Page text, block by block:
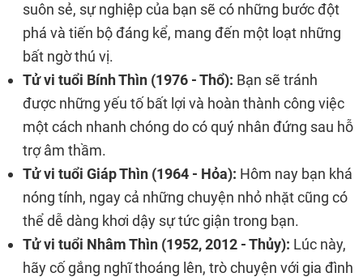
suôn sẻ, sự nghiệp của bạn sẽ có những bước đột
phá và tiến bộ đáng kể, mang đến một loạt những
bất ngờ thú vị.
Tử vi tuổi Bính Thìn (1976 - Thổ): Bạn sẽ tránh
được những yếu tố bất lợi và hoàn thành công việc
một cách nhanh chóng do có quý nhân đứng sau hỗ
trợ âm thầm.
Tử vi tuổi Giáp Thìn (1964 - Hỏa): Hôm nay bạn khá
nóng tính, ngay cả những chuyện nhỏ nhặt cũng có
thể dễ dàng khơi dậy sự tức giận trong bạn.
Tử vi tuổi Nhâm Thìn (1952, 2012 - Thủy): Lúc này,
hãy cố gắng nghĩ thoáng lên, trò chuyện với gia đình